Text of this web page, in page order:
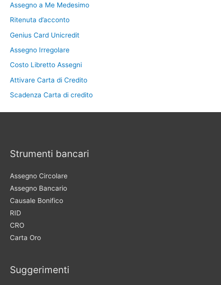
Assegno a Me Medesimo
Ritenuta d’acconto
Genius Card Unicredit
Assegno Irregolare
Costo Libretto Assegni
Attivare Carta di Credito
Scadenza Carta di credito
Strumenti bancari
Assegno Circolare
Assegno Bancario
Causale Bonifico
RID
CRO
Carta Oro
Suggerimenti